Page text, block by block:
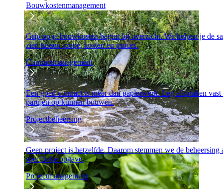
Bouwkostenmanagement
Grip op je bouwkosten begint bij overzicht. We helpen je de
zien tussen scope, kosten en proces.
Contractmanagement
Een goed contract is meer dan papierwerk. Leg afspraken
partijen op kunnen bouwen.
Projectbeheersing
Geen project is hetzelfde. Daarom stemmen we de
specifieke opgave.
Projectmanagement